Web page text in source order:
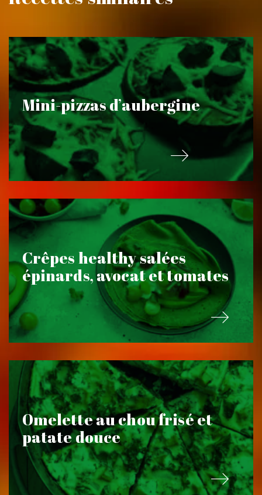
Mini-pizzas d’aubergine
Crêpes healthy salées
épinards, avocat et tomates
Omelette au chou frisé et
patate douce